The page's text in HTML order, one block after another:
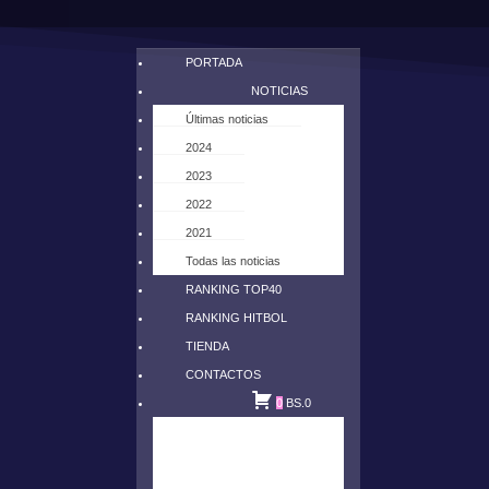
PORTADA
NOTICIAS
Últimas noticias
2024
2023
2022
2021
Todas las noticias
RANKING TOP40
RANKING HITBOL
TIENDA
CONTACTOS
0 BS.0